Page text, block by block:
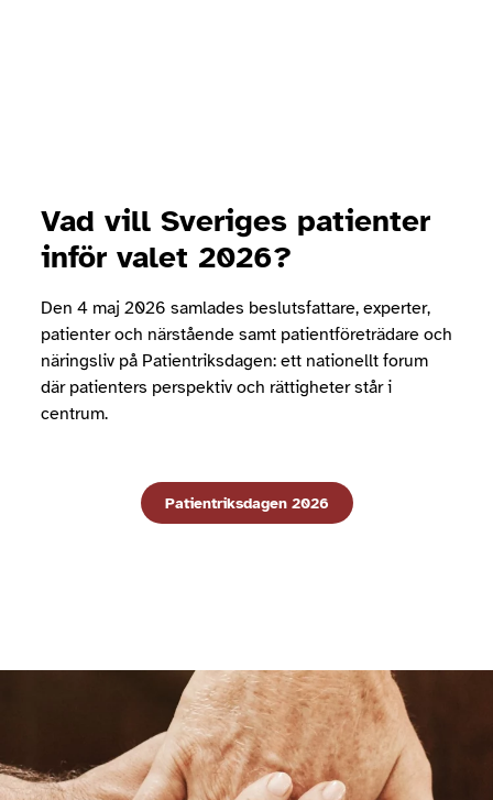
Vad vill Sveriges patienter
inför valet 2026?
Den 4 maj 2026 samlades beslutsfattare, experter,
patienter och närstående samt patientföreträdare och
näringsliv på Patientriksdagen: ett nationellt forum
där patienters perspektiv och rättigheter står i
centrum.
Patientriksdagen 2026